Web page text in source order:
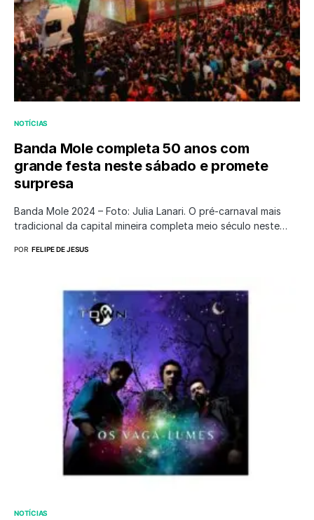
NOTÍCIAS
Banda Mole completa 50 anos com
grande festa neste sábado e promete
surpresa
Banda Mole 2024 – Foto: Julia Lanari. O pré-carnaval mais
tradicional da capital mineira completa meio século neste…
POR FELIPE DE JESUS
NOTÍCIAS